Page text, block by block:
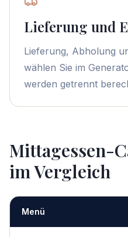
Lieferung und
Lieferung, Abholung
wählen Sie im
werden getrennt
Mittagessen-
im Vergleich
Menü